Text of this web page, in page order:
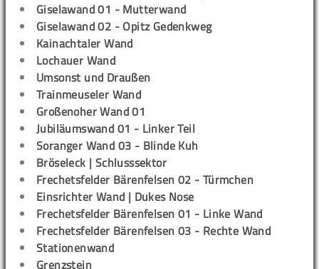
Giselawand 01 - Mutterwand
Giselawand 02 - Opitz Gedenkweg
Kainachtaler Wand
Lochauer Wand
Umsonst und Draußen
Trainmeuseler Wand
Großenoher Wand 01
Jubiläumswand 01 - Linker Teil
Soranger Wand 03 - Blinde Kuh
Bröseleck | Schlusssektor
Frechetsfelder Bärenfelsen 02 - Türmchen
Einsrichter Wand | Dukes Nose
Frechetsfelder Bärenfelsen 01 - Linke Wand
Frechetsfelder Bärenfelsen 03 - Rechte Wand
Stationenwand
Grenzstein